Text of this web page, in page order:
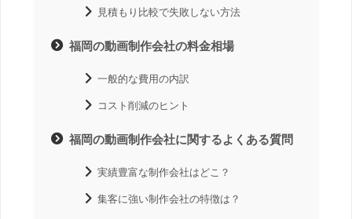
見積もり比較で失敗しない方法
福岡の動画制作会社の料金相場
一般的な費用の内訳
コスト削減のヒント
福岡の動画制作会社に関するよくある質問
実績豊富な制作会社はどこ？
集客に強い制作会社の特徴は？